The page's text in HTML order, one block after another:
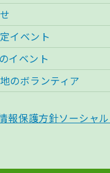
イベント
イベント
のボランティア
報保護方針ソーシャ